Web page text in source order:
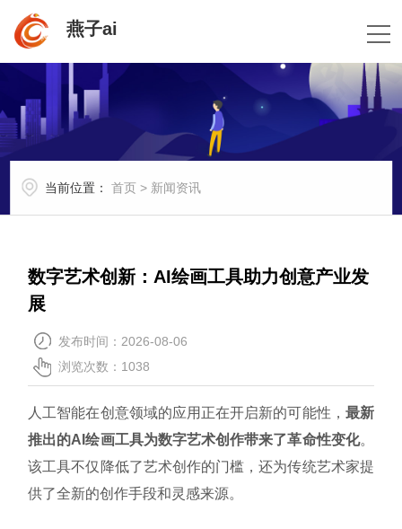
燕子ai
当前位置： 首页 > 新闻资讯
数字艺术创新：AI绘画工具助力创意产业发
展
发布时间：2026-08-06
浏览次数：1038
人工智能在创意领域的应用正在开启新的可能性， 最新
推出的AI绘画工具为数字艺术创作带来了革命性变化。
该工具不仅降低了艺术创作的门槛，还为传统艺术家提
供了全新的创作手段和灵感来源。